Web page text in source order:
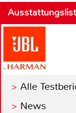
Alle
News